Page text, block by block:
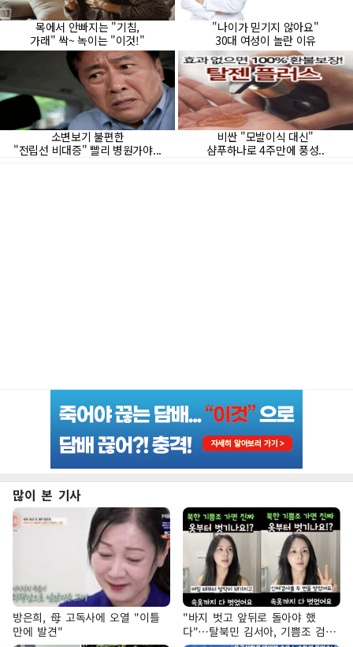
많이 본 기사
방은희, 母 고독사에 오열 "이틀
만에 발견"
"바지 벗고 앞뒤로 돌아야 했
다"…탈북민 김서아, 기쁨조 검사